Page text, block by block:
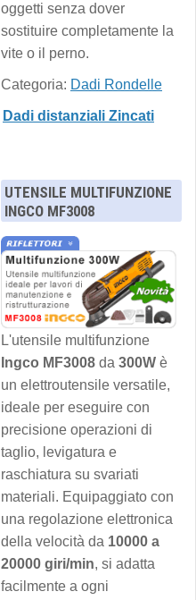
oggetti senza dover
sostituire completamente la
vite o il perno.
Categoria: Dadi Rondelle
Dadi distanziali Zincati
UTENSILE MULTIFUNZIONE
INGCO MF3008
L'utensile multifunzione
Ingco MF3008 da 300W è
un elettroutensile versatile,
ideale per eseguire con
precisione operazioni di
taglio, levigatura e
raschiatura su svariati
materiali. Equipaggiato con
una regolazione elettronica
della velocità da 10000 a
20000 giri/min, si adatta
facilmente a ogni